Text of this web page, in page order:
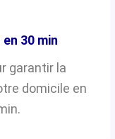
30 min
garantir la
domicile en